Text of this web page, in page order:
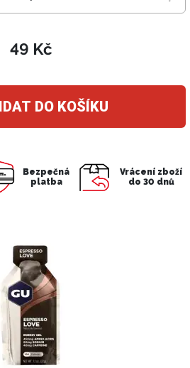
49 Kč
DO KOŠÍKU
Bezpečná
platba
Vrácení zboží
do 30 dnů